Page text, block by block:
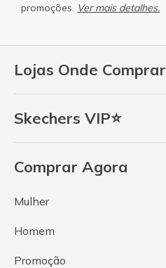
Lojas Onde Comprar
Skechers VIP⭐
Comprar Agora
Mulher
Homem
Promoção
promoções. Ver mais detalhes.